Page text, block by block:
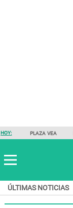
HOY: PLAZA VEA
ÚLTIMAS NOTICIAS